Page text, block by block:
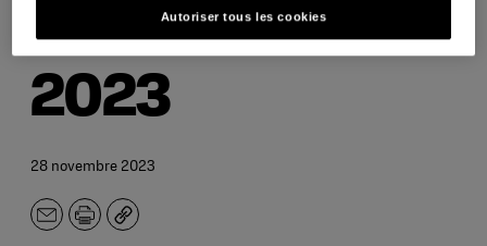
6 décembre
2023
28 novembre 2023
E-
Imprimer
Copier
Autoriser tous les cookies